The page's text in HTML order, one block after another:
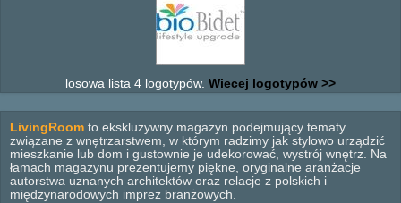
losowa lista 4 logotypów. Wiecej logotypów >>
LivingRoom to ekskluzywny magazyn podejmujący tematy
związane z wnętrzarstwem, w którym radzimy jak stylowo urządzić
mieszkanie lub dom i gustownie je udekorować, wystrój wnętrz. Na
łamach magazynu prezentujemy piękne, oryginalne aranżacje
autorstwa uznanych architektów oraz relacje z polskich i
międzynarodowych imprez branżowych.